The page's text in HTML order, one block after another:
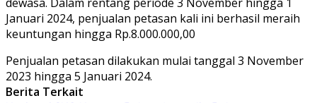
Januari 2024, penjualan petasan kali ini berhasil meraih
keuntungan hingga Rp.8.000.000,00
Penjualan petasan dilakukan mulai tanggal 3 November
2023 hingga 5 Januari 2024.
Berita Terkait